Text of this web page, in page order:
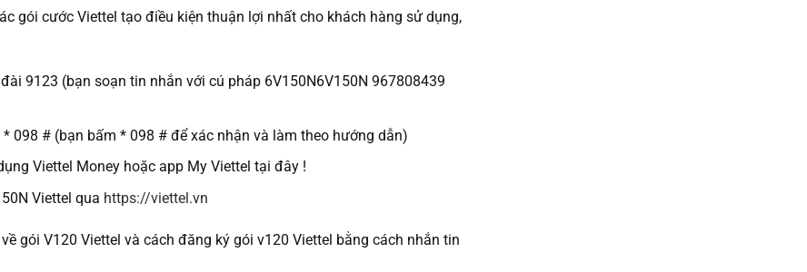
gói cước Viettel tạo điều kiện thuận lợi nhất cho khách hàng sử dụng,
9123 (bạn soạn tin nhắn với cú pháp 6V150N6V150N 967808439
098 # (bạn bấm * 098 # để xác nhận và làm theo hướng dẫn)
Viettel Money hoặc app My Viettel tại đây !
Viettel qua https://viettel.vn
gói V120 Viettel và cách đăng ký gói v120 Viettel bằng cách nhắn tin